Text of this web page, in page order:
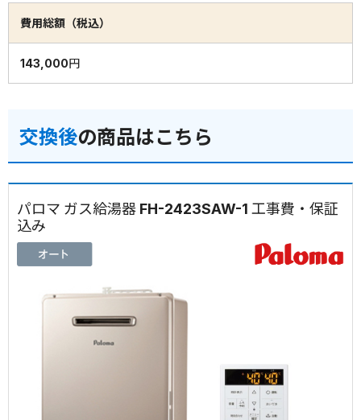
費用総額（税込）
143,000円
交換後の商品はこちら
パロマ ガス給湯器 FH-2423SAW-1 工事費・保証
込み